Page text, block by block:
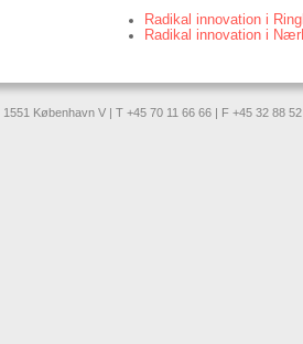
Radikal innovation i
Radikal innovation i
København V | T +45 70 11 66 66 | F +45 32 88